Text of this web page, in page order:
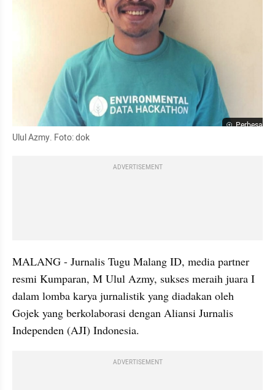
Perbesar
Ulul Azmy. Foto: dok
ADVERTISEMENT
MALANG - Jurnalis Tugu Malang ID, media partner
resmi Kumparan, M Ulul Azmy, sukses meraih juara I
dalam lomba karya jurnalistik yang diadakan oleh
Gojek yang berkolaborasi dengan Aliansi Jurnalis
Independen (AJI) Indonesia.
ADVERTISEMENT